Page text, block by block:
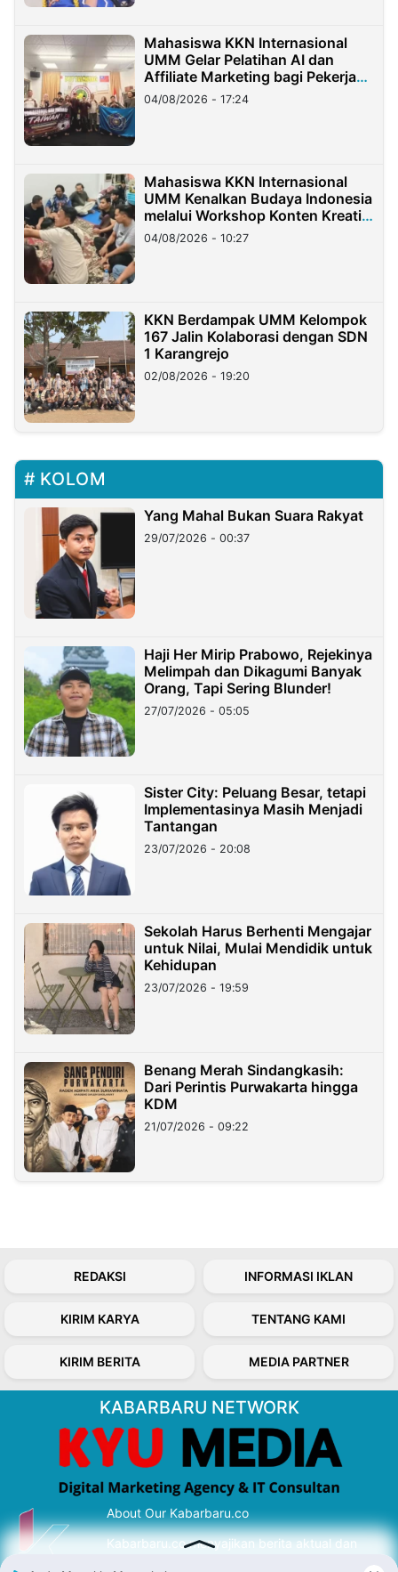
Mahasiswa KKN Internasional
UMM Gelar Pelatihan AI dan
Affiliate Marketing bagi Pekerja
Migran Indonesia di Taiwan
04/08/2026 - 17:24
Mahasiswa KKN Internasional
UMM Kenalkan Budaya Indonesia
melalui Workshop Konten Kreatif
di Taiwan
04/08/2026 - 10:27
KKN Berdampak UMM Kelompok
167 Jalin Kolaborasi dengan SDN
1 Karangrejo
02/08/2026 - 19:20
KOLOM
Yang Mahal Bukan Suara Rakyat
29/07/2026 - 00:37
Haji Her Mirip Prabowo, Rejekinya
Melimpah dan Dikagumi Banyak
Orang, Tapi Sering Blunder!
27/07/2026 - 05:05
Sister City: Peluang Besar, tetapi
Implementasinya Masih Menjadi
Tantangan
23/07/2026 - 20:08
Sekolah Harus Berhenti Mengajar
untuk Nilai, Mulai Mendidik untuk
Kehidupan
23/07/2026 - 19:59
Benang Merah Sindangkasih:
Dari Perintis Purwakarta hingga
KDM
21/07/2026 - 09:22
REDAKSI INFORMASI IKLAN
KIRIM KARYA TENTANG KAMI
KIRIM BERITA MEDIA PARTNER
KABARBARU NETWORK
About Our Kabarbaru.co
Kabarbaru.co menyajikan berita aktual dan